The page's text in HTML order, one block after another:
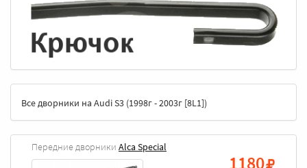
Все дворники на Audi S3 (1998г - 2003г [8L1])
Передние дворники Alca Special
1180